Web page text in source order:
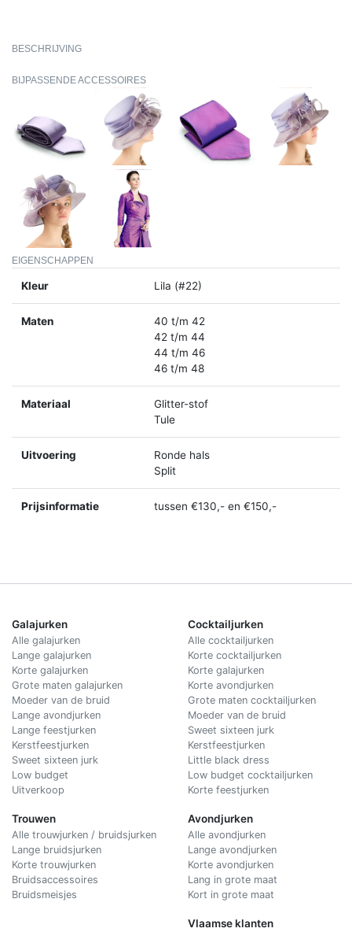
BESCHRIJVING
BIJPASSENDE ACCESSOIRES
EIGENSCHAPPEN
Kleur Lila (#22)
Maten
40 t/m 42
42 t/m 44
44 t/m 46
46 t/m 48
Materiaal
Glitter-stof
Tule
Uitvoering
Ronde hals
Split
Prijsinformatie tussen €130,- en €150,-
Galajurken
Alle galajurken
Lange galajurken
Korte galajurken
Grote maten galajurken
Moeder van de bruid
Lange avondjurken
Lange feestjurken
Kerstfeestjurken
Sweet sixteen jurk
Low budget
Uitverkoop
Trouwen
Alle trouwjurken / bruidsjurken
Lange bruidsjurken
Korte trouwjurken
Bruidsaccessoires
Bruidsmeisjes
Cocktailjurken
Alle cocktailjurken
Korte cocktailjurken
Korte galajurken
Korte avondjurken
Grote maten cocktailjurken
Moeder van de bruid
Sweet sixteen jurk
Kerstfeestjurken
Little black dress
Low budget cocktailjurken
Korte feestjurken
Avondjurken
Alle avondjurken
Lange avondjurken
Korte avondjurken
Lang in grote maat
Kort in grote maat
Vlaamse klanten